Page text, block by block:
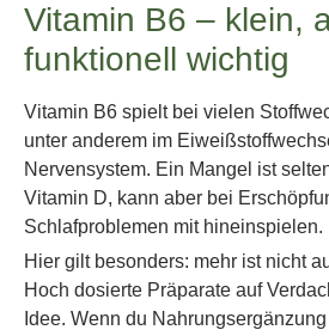
Vitamin B6 – klein,
funktionell wichtig
Vitamin B6 spielt bei vielen
unter anderem im
Nervensystem. Ein Mangel ist
Vitamin D, kann aber bei
Schlafproblemen mit hineinspielen.
Hier gilt besonders: mehr ist nicht
Hoch dosierte Präparate auf
Idee. Wenn du